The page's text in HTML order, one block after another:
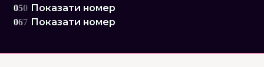
050 Показати номер
067 Показати номер